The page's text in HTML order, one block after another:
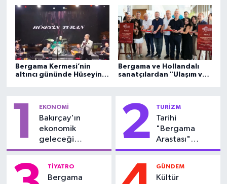
Bergama Kermesi’nin
altıncı gününde Hüseyin
Bergama ve Hollandalı
sanatçılardan "Ulaşım ve
1 EKONOMİ
Bakırçay'ın
ekonomik
geleceği
Bergama’da
2 TURİZM
Tarihi
"Bergama
Arastası"
yeniden ilgi
TİYATRO
Bergama
GÜNDEM
Kültür